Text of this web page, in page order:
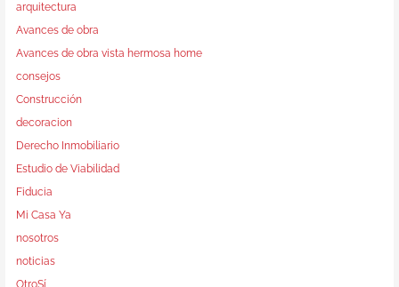
arquitectura
Avances de obra
Avances de obra vista hermosa home
consejos
Construcción
decoracion
Derecho Inmobiliario
Estudio de Viabilidad
Fiducia
Mi Casa Ya
nosotros
noticias
OtroSí